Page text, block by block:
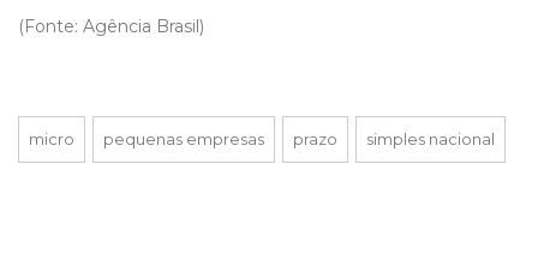
(Fonte: Agência Brasil)
micro pequenas empresas prazo simples nacional